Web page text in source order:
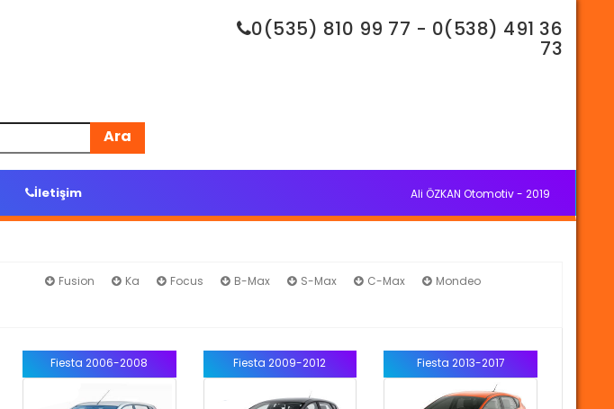
0(535) 810 99 77 - 0(538) 491 36
73
Ara
İletişim Ali ÖZKAN Otomotiv - 2019
Fusion Ka Focus B-Max S-Max C-Max
Mondeo
Fiesta 2006-2008 Fiesta 2009-2012 Fiesta 2013-2017